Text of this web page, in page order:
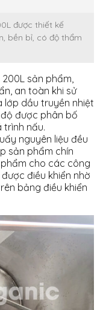
được thiết kế
bền bỉ, có độ thẩm
sản phẩm,
an toàn khi sử
lớp dầu truyền nhiệt
được phân bố
nấu.
nguyên liệu đều
sản phẩm chín
cho các công
điều khiển nhờ
bảng điều khiển